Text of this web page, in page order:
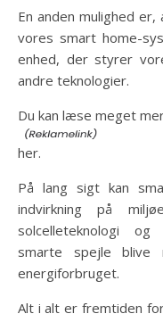
En anden mulighed
vores smart home-
enhed, der styrer
andre teknologier.
Du kan læse meget
her.
På lang sigt kan
indvirkning på
solcelleteknologi og
smarte spejle blive
energiforbruget.
Alt i alt er fremtiden